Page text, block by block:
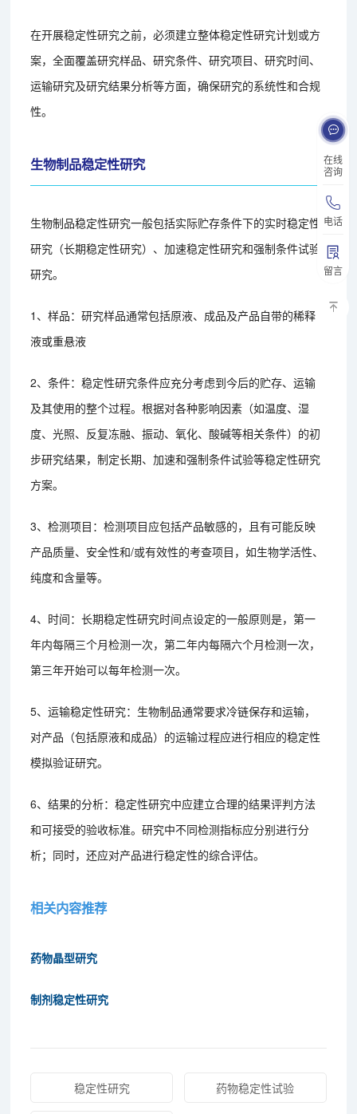
在线
咨询
电话
留言
在开展稳定性研究之前，必须建立整体稳定性研究计划或方
案，全面覆盖研究样品、研究条件、研究项目、研究时间、
运输研究及研究结果分析等方面，确保研究的系统性和合规
性。
生物制品稳定性研究
生物制品稳定性研究一般包括实际贮存条件下的实时稳定性
研究（长期稳定性研究）、加速稳定性研究和强制条件试验
研究。
1、样品：研究样品通常包括原液、成品及产品自带的稀释
液或重悬液
2、条件：稳定性研究条件应充分考虑到今后的贮存、运输
及其使用的整个过程。根据对各种影响因素（如温度、湿
度、光照、反复冻融、振动、氧化、酸碱等相关条件）的初
步研究结果，制定长期、加速和强制条件试验等稳定性研究
方案。
3、检测项目：检测项目应包括产品敏感的，且有可能反映
产品质量、安全性和/或有效性的考查项目，如生物学活性、
纯度和含量等。
4、时间：长期稳定性研究时间点设定的一般原则是，第一
年内每隔三个月检测一次，第二年内每隔六个月检测一次，
第三年开始可以每年检测一次。
5、运输稳定性研究：生物制品通常要求冷链保存和运输，
对产品（包括原液和成品）的运输过程应进行相应的稳定性
模拟验证研究。
6、结果的分析：稳定性研究中应建立合理的结果评判方法
和可接受的验收标准。研究中不同检测指标应分别进行分
析；同时，还应对产品进行稳定性的综合评估。
相关内容推荐
药物晶型研究
制剂稳定性研究
稳定性研究 药物稳定性试验